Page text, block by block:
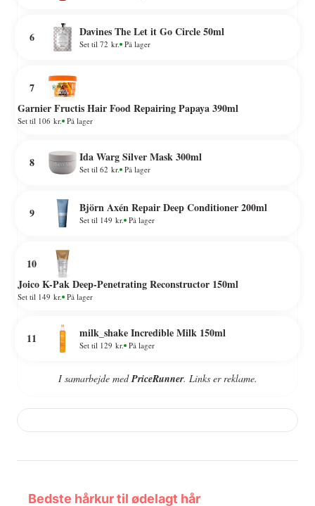
6 Davines The Let it Go Circle 50ml
Set til 72 kr. På lager
7
Garnier Fructis Hair Food Repairing Papaya 390ml
Set til 106 kr. På lager
8 Ida Warg Silver Mask 300ml
Set til 62 kr. På lager
9 Björn Axén Repair Deep Conditioner 200ml
Set til 149 kr. På lager
10
Joico K-Pak Deep-Penetrating Reconstructor 150ml
Set til 149 kr. På lager
11 milk_shake Incredible Milk 150ml
Set til 129 kr. På lager
I samarbejde medPriceRunner. Links er reklame.
Bedste hårkur til ødelagt hår